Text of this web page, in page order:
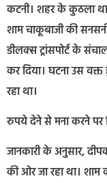
कटनी। शहर के कुठला
शाम चाकूबाजी की
डीलक्स ट्रांसपोर्ट के
कर दिया। घटना उस
रहा था।
रुपये देने से मना करने पर
जानकारी के अनुसार,
की ओर जा रहा था। शाम